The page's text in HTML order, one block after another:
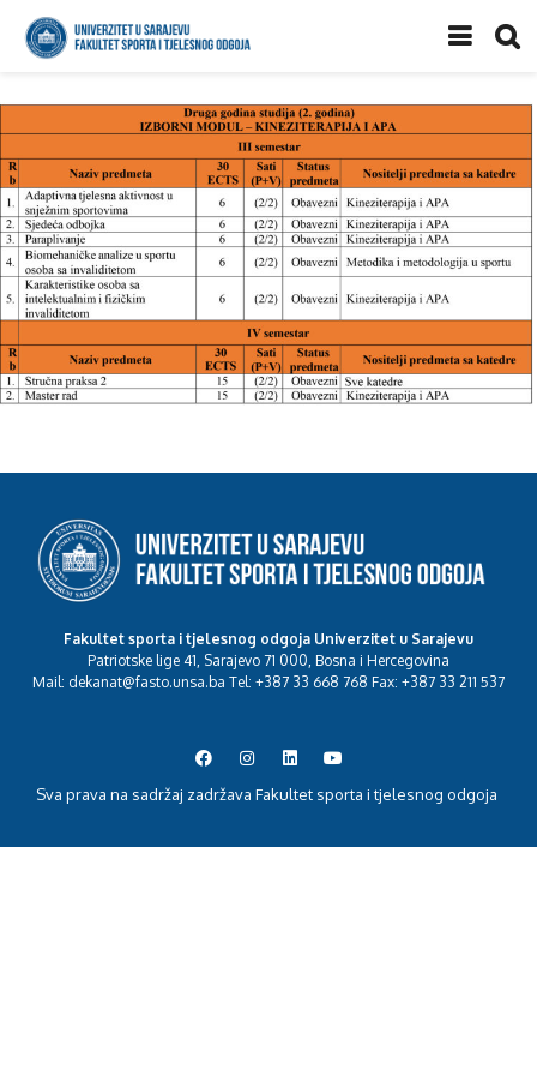
Fakultet sporta i tjelesnog odgoja Univerzitet u Sarajevu
Patriotske lige 41, Sarajevo 71 000, Bosna i Hercegovina
Mail: dekanat@fasto.unsa.ba Tel: +387 33 668 768 Fax: +387 33 211 537
Sva prava na sadržaj zadržava Fakultet sporta i tjelesnog odgoja